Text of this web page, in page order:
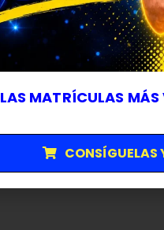
LAS MATRÍCULAS MÁS
CONSÍGUELAS